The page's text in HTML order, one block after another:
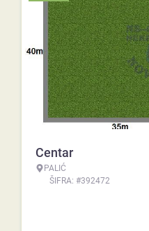
Centar
PALIĆ
ŠIFRA: #392472